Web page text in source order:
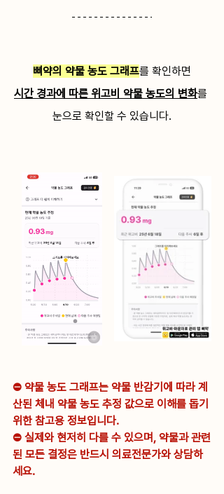
삐약의 약물 농도 그래프를 확인하면
시간 경과에 따른 위고비 약물 농도의 변화를
눈으로 확인할 수 있습니다.
⛔️ 약물 농도 그래프는 약물 반감기에 따라 계
산된 체내 약물 농도 추정 값으로 이해를 돕기
위한 참고용 정보입니다.
⛔️ 실제와 현저히 다를 수 있으며, 약물과 관련
된 모든 결정은 반드시 의료전문가와 상담하
세요.